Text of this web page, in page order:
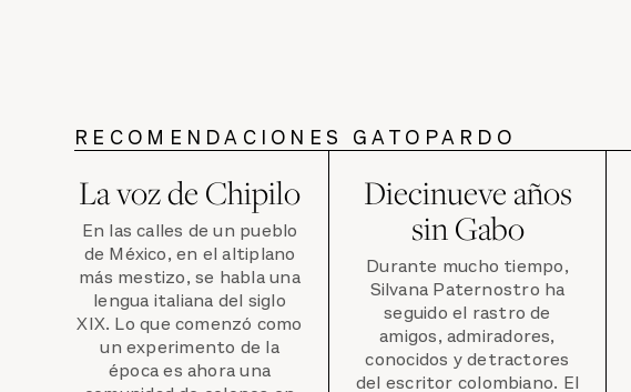
RECOMENDACIONES GATOPARDO
La voz de Chipilo
En las calles de un pueblo
de México, en el altiplano
más mestizo, se habla una
lengua italiana del siglo
XIX. Lo que comenzó como
un experimento de la
época es ahora una
Diecinueve años
sin Gabo
Durante mucho tiempo,
Silvana Paternostro ha
seguido el rastro de
amigos, admiradores,
conocidos y detractores
del escritor colombiano. El